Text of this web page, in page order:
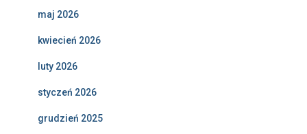
maj 2026
kwiecień 2026
luty 2026
styczeń 2026
grudzień 2025